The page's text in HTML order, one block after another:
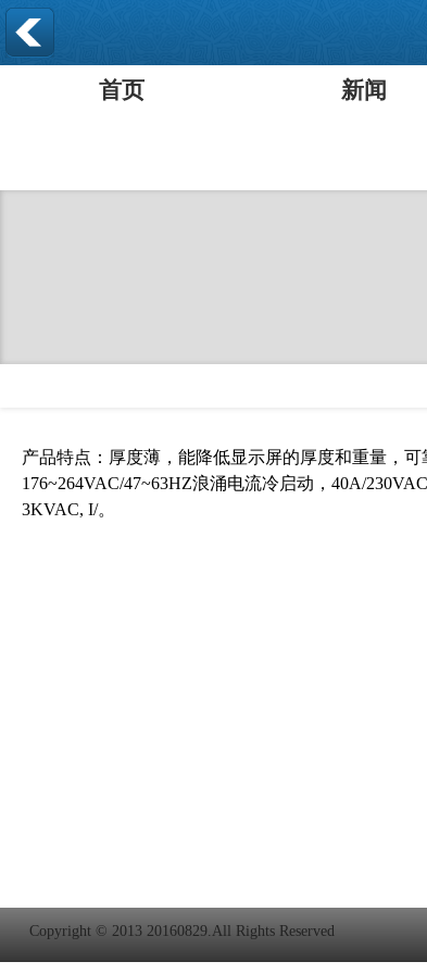
首页 新闻
产品特点：厚度薄，能降低显示屏的厚度和重量，
176~264VAC/47~63HZ浪涌电流冷启动，40A/
3KVAC, I/。
Copyright © 2013 20160829.All Rights Reserved